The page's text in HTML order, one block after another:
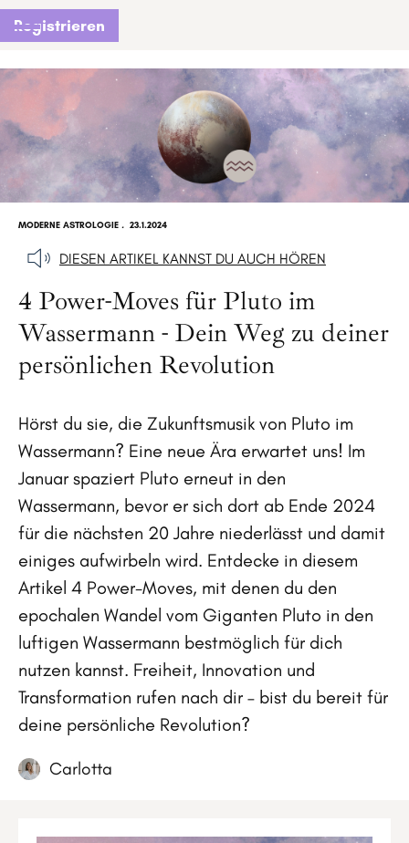
Registrieren
MODERNE ASTROLOGIE . 23.1.2024
DIESEN ARTIKEL KANNST DU AUCH HÖREN
4 Power-Moves für Pluto im
Wassermann - Dein Weg zu deiner
persönlichen Revolution
Hörst du sie, die Zukunftsmusik von Pluto im
Wassermann? Eine neue Ära erwartet uns! Im
Januar spaziert Pluto erneut in den
Wassermann, bevor er sich dort ab Ende 2024
für die nächsten 20 Jahre niederlässt und damit
einiges aufwirbeln wird. Entdecke in diesem
Artikel 4 Power-Moves, mit denen du den
epochalen Wandel vom Giganten Pluto in den
luftigen Wassermann bestmöglich für dich
nutzen kannst. Freiheit, Innovation und
Transformation rufen nach dir – bist du bereit für
deine persönliche Revolution?
Carlotta